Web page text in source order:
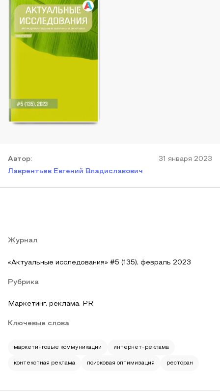
Автор:
Лаврентьев Евгений Владиславович
31 января 2023
Журнал
«Актуальные исследования» #5 (135), февраль 2023
Рубрика
Маркетинг, реклама, PR
Ключевые слова
маркетинговые коммуникации интернет-реклама
контекстная реклама поисковая оптимизация ресторан